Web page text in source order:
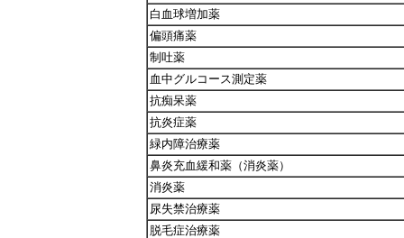
白血球増加薬
偏頭痛薬
制吐薬
血中グルコース測定薬
抗痴呆薬
抗炎症薬
緑内障治療薬
鼻炎充血緩和薬（消炎薬）
消炎薬
尿失禁治療薬
脱毛症治療薬